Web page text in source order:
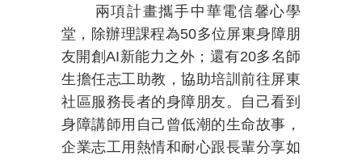
兩項計畫攜手中華電信馨心學
堂，除辦理課程為50多位屏東身障朋
友開創AI新能力之外；還有20多名師
生擔任志工助教，協助培訓前往屏東
社區服務長者的身障朋友。自己看到
身障講師用自己曾低潮的生命故事，
企業志工用熱情和耐心跟長輩分享如